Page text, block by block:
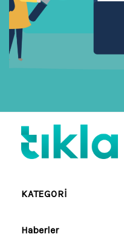
KATEGORI
Haberler
Beni Hatırla
Parolanızı mı unuttunuz?